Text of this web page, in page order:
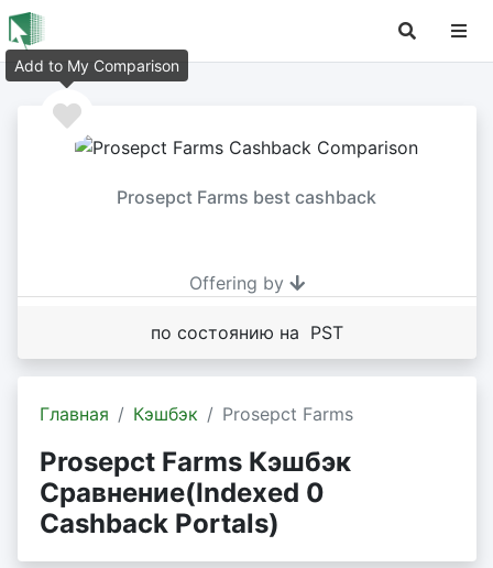
Prosepct Farms best cashback
Offering by
по состоянию на PST
Главная Кэшбэк Prosepct Farms
Prosepct Farms Кэшбэк
Сравнение(Indexed 0
Cashback Portals)
Add to My Comparison